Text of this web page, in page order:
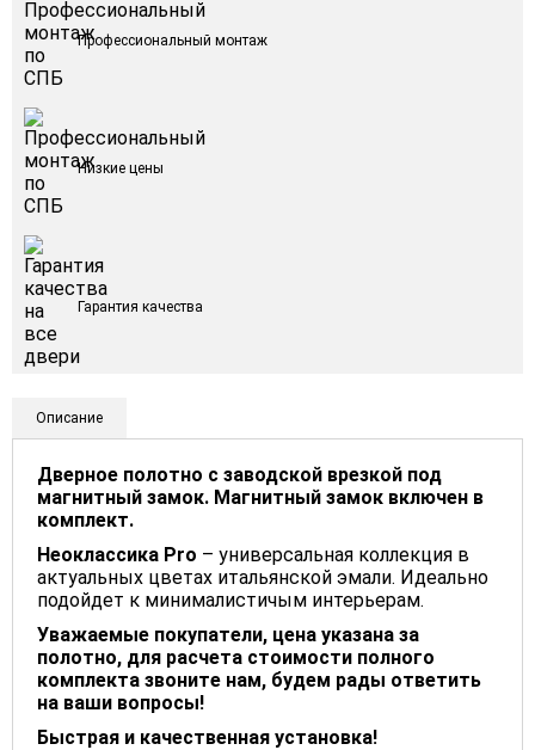
Профессиональный монтаж
Низкие цены
Гарантия качества
Описание
Дверное полотно с заводской врезкой под
магнитный замок. Магнитный замок включен в
комплект.
Неоклассика Pro – универсальная коллекция в
актуальных цветах итальянской эмали. Идеально
подойдет к минималистичым интерьерам.
Уважаемые покупатели, цена указана за
полотно, для расчета стоимости полного
комплекта звоните нам, будем рады ответить
на ваши вопросы!
Быстрая и качественная установка!